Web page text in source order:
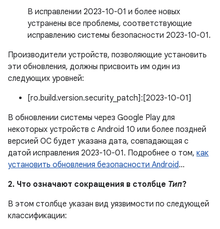
В исправлении 2023-10-01 и более новых
устранены все проблемы, соответствующие
исправлению системы безопасности 2023-10-01.
Производители устройств, позволяющие установить
эти обновления, должны присвоить им один из
следующих уровней:
[ro.build.version.security_patch]:[2023-10-01]
В обновлении системы через Google Play для
некоторых устройств с Android 10 или более поздней
версией ОС будет указана дата, совпадающая с
датой исправления 2023-10-01. Подробнее о том, как
установить обновления безопасности Android…
2. Что означают сокращения в столбце Тип?
В этом столбце указан вид уязвимости по следующей
классификации: